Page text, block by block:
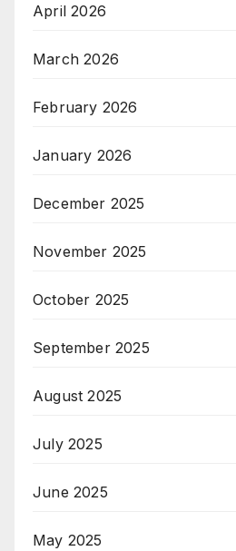
April 2026
March 2026
February 2026
January 2026
December 2025
November 2025
October 2025
September 2025
August 2025
July 2025
June 2025
May 2025